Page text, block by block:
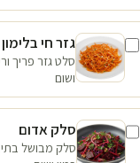
גזר חי בלימון
סלט גזר פריך
ושום
סלק אדום
סלק מבושל